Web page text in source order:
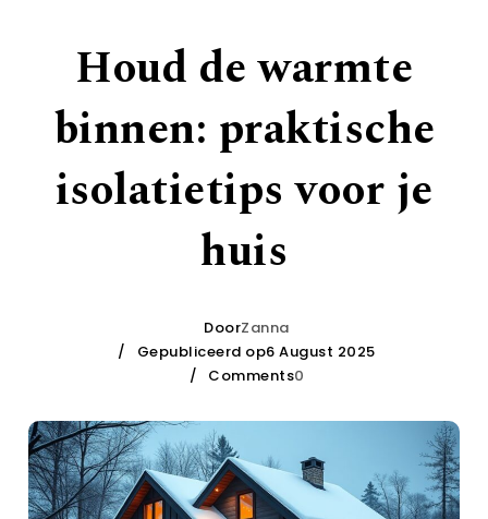
Houd de warmte
binnen: praktische
isolatietips voor je
huis
DoorZanna
Gepubliceerd op6 August 2025
Comments0